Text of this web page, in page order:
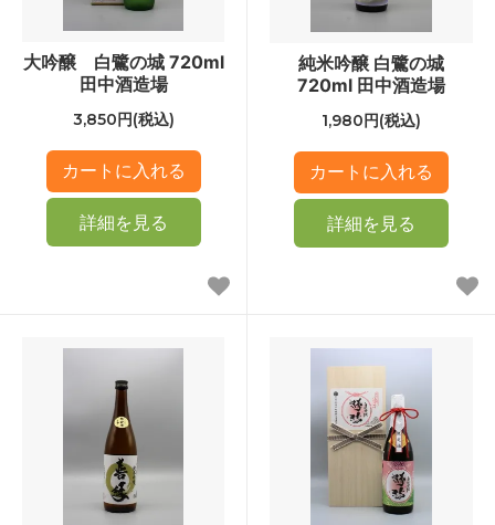
大吟醸 白鷺の城 720ml
田中酒造場
3,850円(税込)
詳細を見る
純米吟醸 白鷺の城
720ml 田中酒造場
1,980円(税込)
詳細を見る